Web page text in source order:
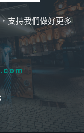
支持我們做好更多